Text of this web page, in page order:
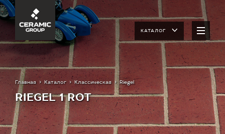
КАТАЛОГ
Главная Каталог Классическая Riegel
RIEGEL 1 ROT